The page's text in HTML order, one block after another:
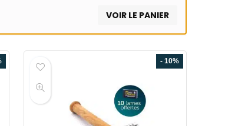
VOIR LE PANIER
- 10%